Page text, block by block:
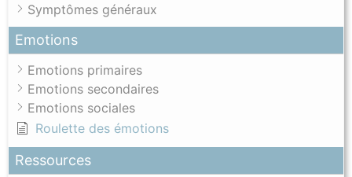
Symptômes généraux
Emotions
Emotions primaires
Emotions secondaires
Emotions sociales
Roulette des émotions
Ressources